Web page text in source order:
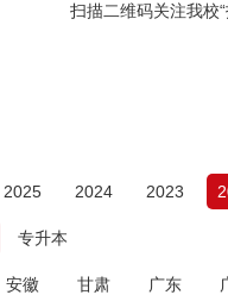
扫描二维码关注我校
2025 2024 2023
专升本
安徽 甘肃 广东